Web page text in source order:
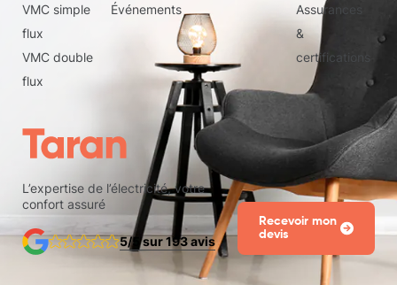
VMC simple
flux
VMC double
flux
Événements
Assurances
&
certifications
L’expertise de l’électricité, votre
confort assuré
5/5 sur 193 avis
Recevoir mon
devis